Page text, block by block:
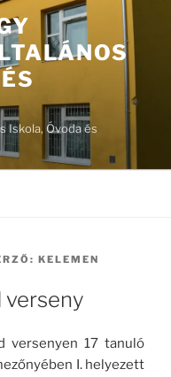
Iskola, Óvoda és
KELEMEN
verseny
versenyen 17 tanuló
I. helyezett